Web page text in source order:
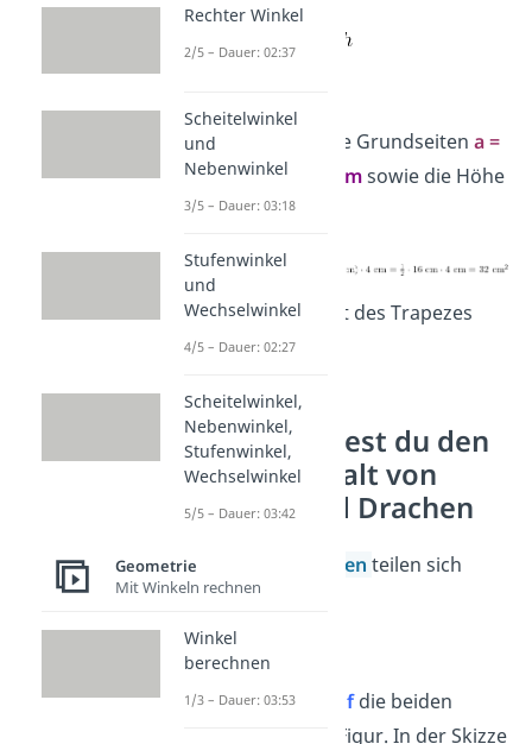
Ein Trapez hat die Grundseiten a =
10 cmund c = 6 cmsowie die Höhe
h = 4 cm.
Der Flächeninhalt des Trapezes
beträgt32 cm²
So berechnest du den
Flächeninhalt von
Rauten und Drachen
Raute Drachen teilen sich
dieselbe Formel:
Dabei sinde f die beiden
der Figur. In der Skizze
Rechter Winkel
2/5 – Dauer: 02:37
Scheitelwinkel
und
Nebenwinkel
3/5 – Dauer: 03:18
Stufenwinkel
und
Wechselwinkel
4/5 – Dauer: 02:27
Scheitelwinkel,
Nebenwinkel,
Stufenwinkel,
Wechselwinkel
5/5 – Dauer: 03:42
Geometrie
Mit Winkeln rechnen
Winkel
berechnen
1/3 – Dauer: 03:53